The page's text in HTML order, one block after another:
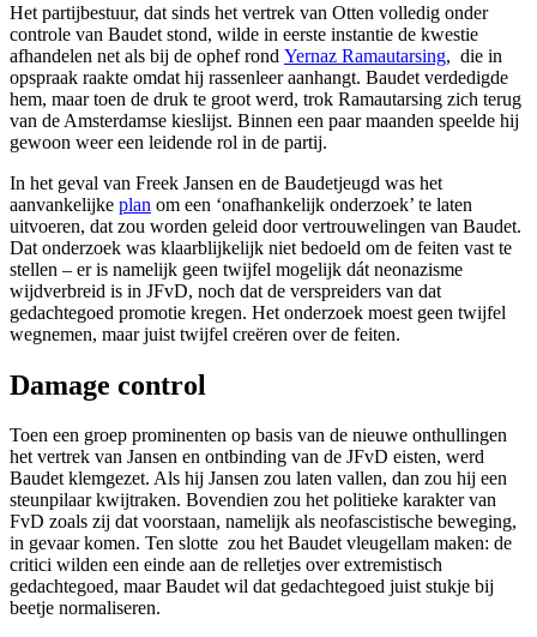
Het partijbestuur, dat sinds het vertrek van Otten volledig onder
controle van Baudet stond, wilde in eerste instantie de kwestie
afhandelen net als bij de ophef rond Yernaz Ramautarsing, die in
opspraak raakte omdat hij rassenleer aanhangt. Baudet verdedigde
hem, maar toen de druk te groot werd, trok Ramautarsing zich terug
van de Amsterdamse kieslijst. Binnen een paar maanden speelde hij
gewoon weer een leidende rol in de partij.
In het geval van Freek Jansen en de Baudetjeugd was het
aanvankelijke plan om een ‘onafhankelijk onderzoek’ te laten
uitvoeren, dat zou worden geleid door vertrouwelingen van Baudet.
Dat onderzoek was klaarblijkelijk niet bedoeld om de feiten vast te
stellen – er is namelijk geen twijfel mogelijk dát neonazisme
wijdverbreid is in JFvD, noch dat de verspreiders van dat
gedachtegoed promotie kregen. Het onderzoek moest geen twijfel
wegnemen, maar juist twijfel creëren over de feiten.
Damage control
Toen een groep prominenten op basis van de nieuwe onthullingen
het vertrek van Jansen en ontbinding van de JFvD eisten, werd
Baudet klemgezet. Als hij Jansen zou laten vallen, dan zou hij een
steunpilaar kwijtraken. Bovendien zou het politieke karakter van
FvD zoals zij dat voorstaan, namelijk als neofascistische beweging,
in gevaar komen. Ten slotte zou het Baudet vleugellam maken: de
critici wilden een einde aan de relletjes over extremistisch
gedachtegoed, maar Baudet wil dat gedachtegoed juist stukje bij
beetje normaliseren.